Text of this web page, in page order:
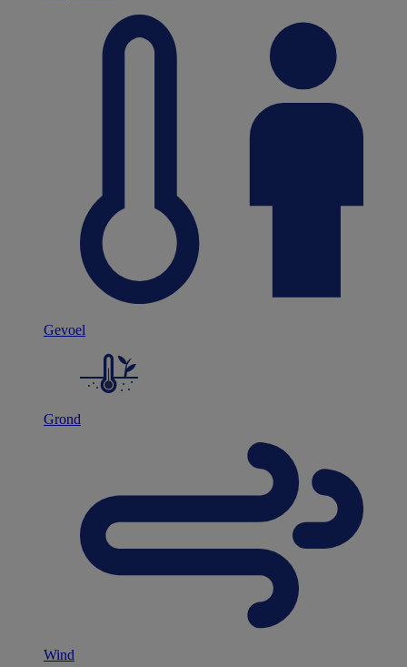
Gevoel
Grond
Wind